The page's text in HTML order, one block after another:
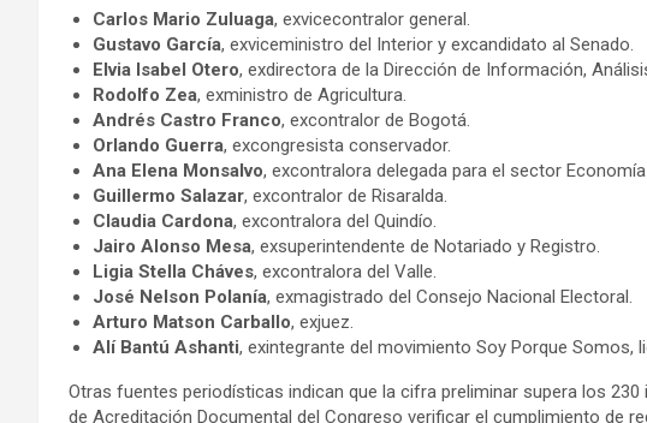
k
p
i
r
Carlos Mario Zuluaga, exvicecontralor general.
Gustavo García, exviceministro del Interior y excandidato al Senado.
Elvia Isabel Otero, exdirectora de la Dirección de Información,
Rodolfo Zea, exministro de Agricultura.
Andrés Castro Franco, excontralor de Bogotá.
Orlando Guerra, excongresista conservador.
Ana Elena Monsalvo, excontralora delegada para el sector
Guillermo Salazar, excontralor de Risaralda.
Claudia Cardona, excontralora del Quindío.
Jairo Alonso Mesa, exsuperintendente de Notariado y Registro.
Ligia Stella Cháves, excontralora del Valle.
José Nelson Polanía, exmagistrado del Consejo Nacional Electoral.
Arturo Matson Carballo, exjuez.
Alí Bantú Ashanti, exintegrante del movimiento Soy Porque Somos,
Otras fuentes periodísticas indican que la cifra preliminar supera los
de Acreditación Documental del Congreso verificar el cumplimiento de